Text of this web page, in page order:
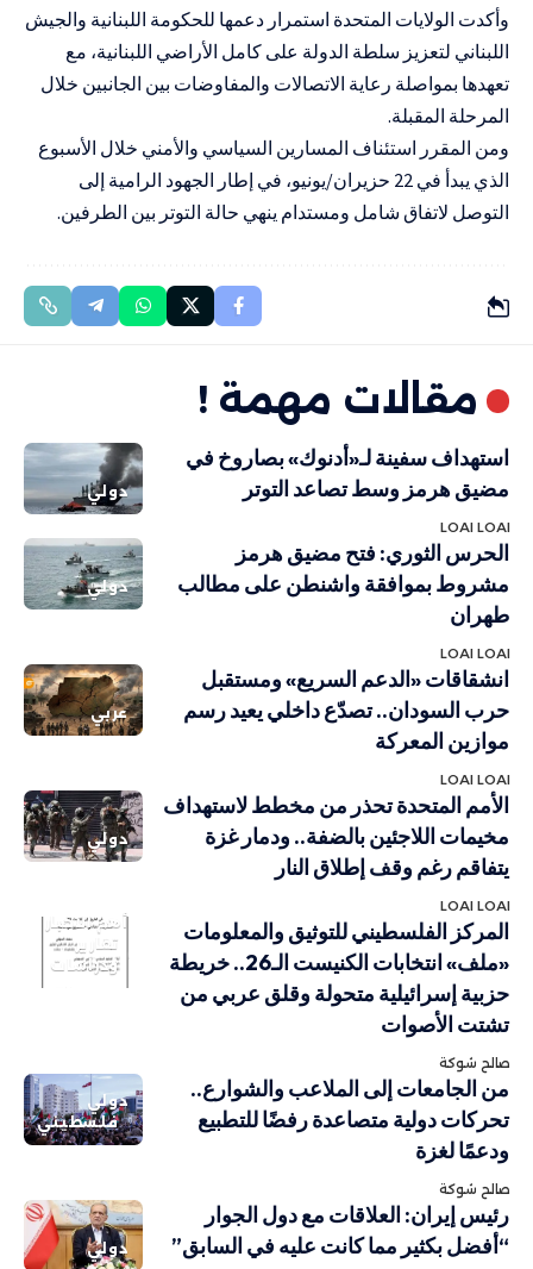
وأكدت الولايات المتحدة استمرار دعمها للحكومة اللبنانية والجيش
اللبناني لتعزيز سلطة الدولة على كامل الأراضي اللبنانية، مع
تعهدها بمواصلة رعاية الاتصالات والمفاوضات بين الجانبين خلال
المرحلة المقبلة.
ومن المقرر استئناف المسارين السياسي والأمني خلال الأسبوع
الذي يبدأ في 22 حزيران/يونيو، في إطار الجهود الرامية إلى
التوصل لاتفاق شامل ومستدام ينهي حالة التوتر بين الطرفين.
مقالات مهمة !
دولي
استهداف سفينة لـ«أدنوك» بصاروخ في
مضيق هرمز وسط تصاعد التوتر
LOAI LOAI
دولي
الحرس الثوري: فتح مضيق هرمز
مشروط بموافقة واشنطن على مطالب
طهران
LOAI LOAI
عربي
انشقاقات «الدعم السريع» ومستقبل
حرب السودان.. تصدّع داخلي يعيد رسم
موازين المعركة
LOAI LOAI
دولي
الأمم المتحدة تحذر من مخطط لاستهداف
مخيمات اللاجئين بالضفة.. ودمار غزة
يتفاقم رغم وقف إطلاق النار
LOAI LOAI
أهم الاخبار
تقارير
ودراسات
المركز الفلسطيني للتوثيق والمعلومات
«ملف» انتخابات الكنيست الـ26.. خريطة
حزبية إسرائيلية متحولة وقلق عربي من
تشتت الأصوات
صالح شوكة
دولي
فلسطيني
من الجامعات إلى الملاعب والشوارع..
تحركات دولية متصاعدة رفضًا للتطبيع
ودعمًا لغزة
صالح شوكة
دولي
رئيس إيران: العلاقات مع دول الجوار
“أفضل بكثير مما كانت عليه في السابق”